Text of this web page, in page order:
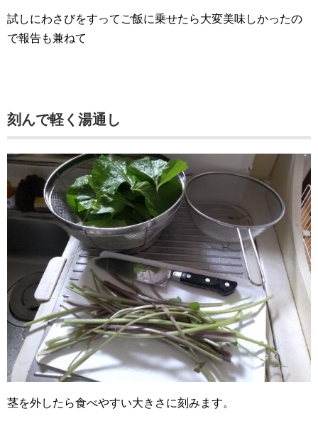
試しにわさびをすってご飯に乗せたら大変美味しかったの
で報告も兼ねて
刻んで軽く湯通し
茎を外したら食べやすい大きさに刻みます。